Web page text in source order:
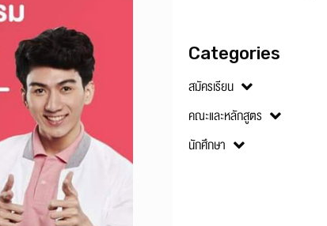
Categories
สมัครเรียน
คณะและหลักสูตร
นักศึกษา